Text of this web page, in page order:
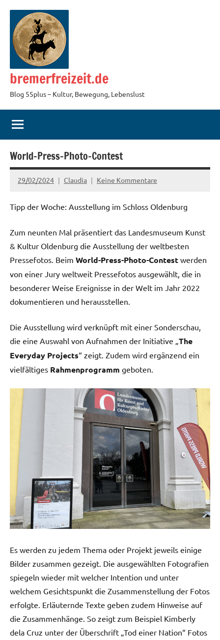
Inhalt
springen
bremerfreizeit.de
Blog 55plus – Kultur, Bewegung, Lebenslust
World-Press-Photo-Contest
29/02/2024 Claudia Keine Kommentare
Tipp der Woche: Ausstellung im Schloss Oldenburg
Zum neunten Mal präsentiert das Landesmuseum Kunst
& Kultur Oldenburg die Ausstellung der weltbesten
Pressefotos. Beim World-Press-Photo-Contest werden
von einer Jury weltweit Pressefotos ausgewählt, die in
besonderer Weise Ereignisse in der Welt im Jahr 2022
dokumentieren und herausstellen.
Die Ausstellung wird verknüpft mit einer Sonderschau,
die eine Auswahl von Aufnahmen der Initiative „ The
Everyday Projects“ zeigt. Zudem wird ergänzend ein
vielfältiges Rahmenprogramm geboten.
Es werden zu jedem Thema oder Projekt jeweils einige
Bilder zusammen gezeigt. Die ausgewählten Fotografien
spiegeln wieder mit welcher Intention und unter
welchem Gesichtspunkt die Zusammenstellung der Fotos
erfolgte. Erläuternde Texte geben zudem Hinweise auf
die Zusammenhänge. So zeigt zum Beispiel Kimberly
dela Cruz unter der Überschrift „Tod einer Nation“ Fotos